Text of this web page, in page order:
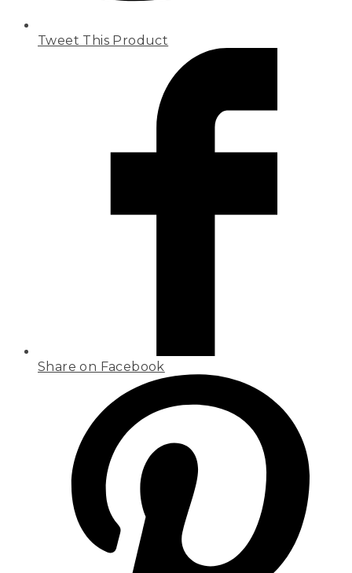
Tweet This Product
Share on Facebook